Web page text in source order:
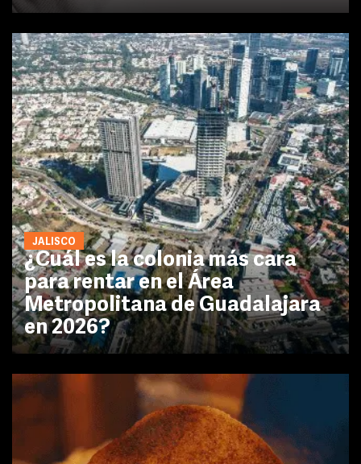
JALISCO
¿Cuál es la colonia más cara
para rentar en el Área
Metropolitana de Guadalajara
en 2026?